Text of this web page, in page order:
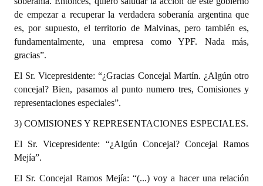
de empezar a recuperar la verdadera soberanía argentina que
es, por supuesto, el territorio de Malvinas, pero también es,
fundamentalmente, una empresa como YPF. Nada más,
gracias”.
El Sr. Vicepresidente: “¿Gracias Concejal Martín. ¿Algún otro
concejal? Bien, pasamos al punto numero tres, Comisiones y
representaciones especiales”.
3) COMISIONES Y REPRESENTACIONES ESPECIALES.
El Sr. Vicepresidente: “¿Algún Concejal? Concejal Ramos
Mejía”.
El Sr. Concejal Ramos Mejía: “(...) voy a hacer una relación